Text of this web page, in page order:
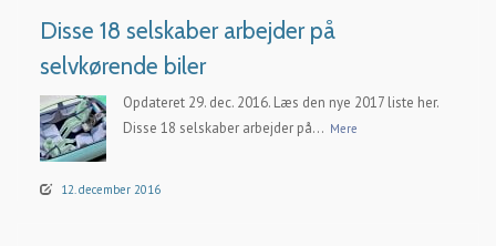
Disse 18 selskaber arbejder på
selvkørende biler
Opdateret 29. dec. 2016. Læs den nye 2017 liste her.
Disse 18 selskaber arbejder på... Mere
12. december 2016